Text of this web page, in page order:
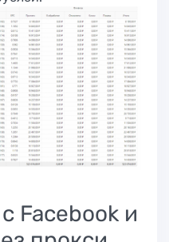
Facebook и